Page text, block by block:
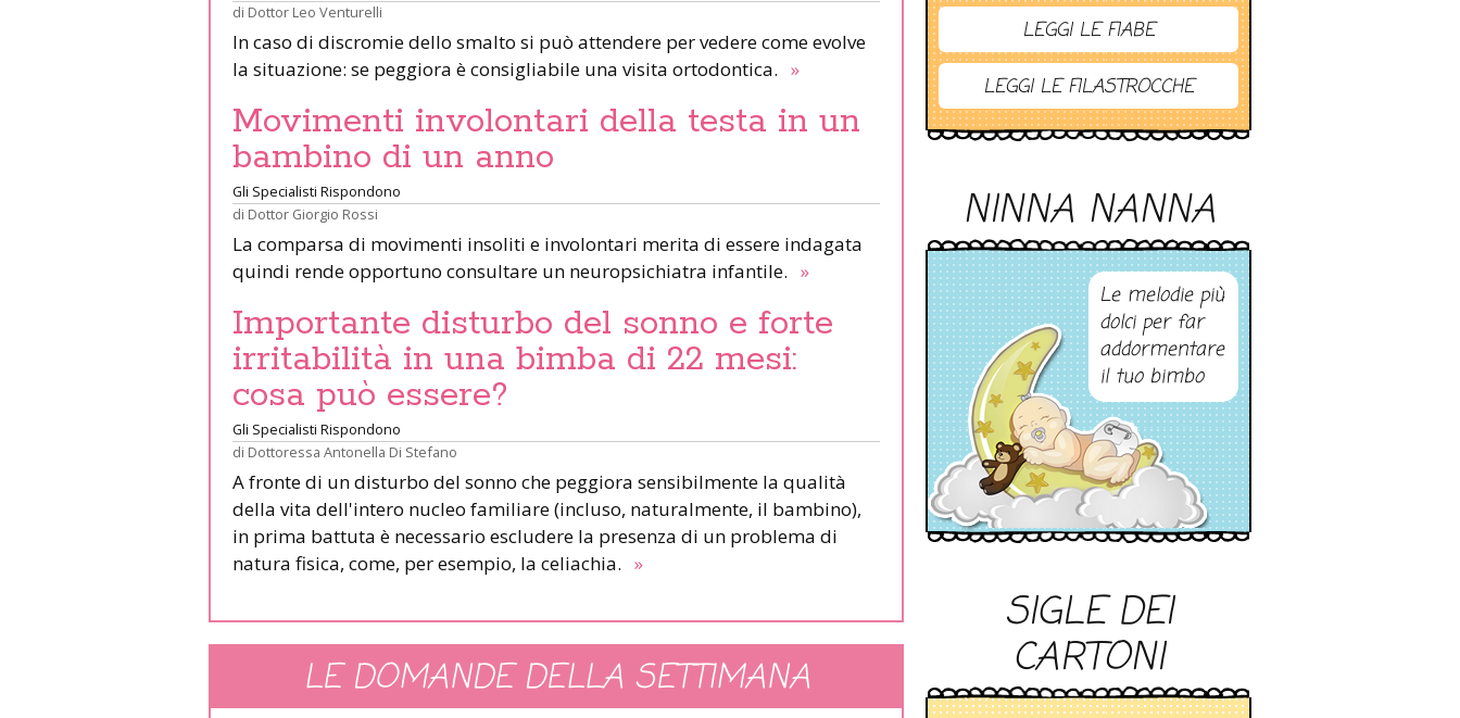
di Dottor Leo Venturelli
In caso di discromie dello smalto si può attendere per vedere come evolve
la situazione: se peggiora è consigliabile una visita ortodontica. »
Movimenti involontari della testa in un
bambino di un anno
Gli Specialisti Rispondono
di Dottor Giorgio Rossi
La comparsa di movimenti insoliti e involontari merita di essere indagata
quindi rende opportuno consultare un neuropsichiatra infantile. »
Importante disturbo del sonno e forte
irritabilità in una bimba di 22 mesi:
cosa può essere?
Gli Specialisti Rispondono
di Dottoressa Antonella Di Stefano
A fronte di un disturbo del sonno che peggiora sensibilmente la qualità
della vita dell'intero nucleo familiare (incluso, naturalmente, il bambino),
in prima battuta è necessario escludere la presenza di un problema di
natura fisica, come, per esempio, la celiachia. »
LE DOMANDE DELLA SETTIMANA
LEGGI LE FIABE
LEGGI LE FILASTROCCHE
NINNA NANNA
Le melodie più
dolci per far
addormentare
il tuo bimbo
SIGLE DEI
CARTONI